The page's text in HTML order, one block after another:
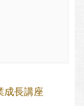
成長講座